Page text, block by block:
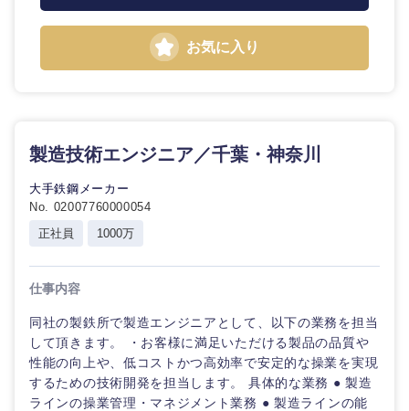
お気に入り
製造技術エンジニア／千葉・神奈川
大手鉄鋼メーカー
No. 02007760000054
正社員
1000万
仕事内容
同社の製鉄所で製造エンジニアとして、以下の業務を担当
して頂きます。 ・お客様に満足いただける製品の品質や
性能の向上や、低コストかつ高効率で安定的な操業を実現
するための技術開発を担当します。 具体的な業務 ● 製造
ラインの操業管理・マネジメント業務 ● 製造ラインの能